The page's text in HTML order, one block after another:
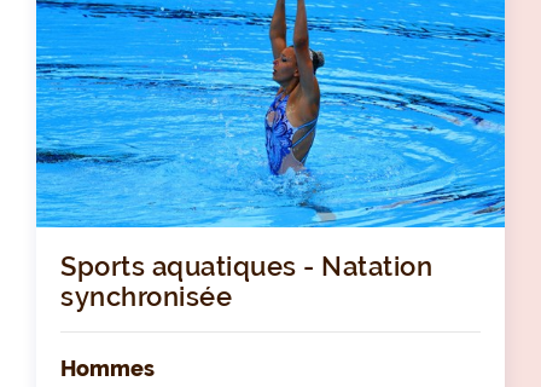
Sports aquatiques - Natation
synchronisée
Hommes